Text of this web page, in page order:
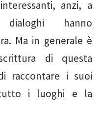
anzi, a
hanno
Ma in generale è
di questa
raccontare i suoi
i luoghi e la